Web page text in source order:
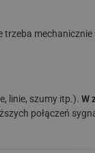
trzeba
linie, szumy itp.). W
połączeń